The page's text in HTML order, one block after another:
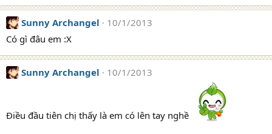
Sunny Archangel
10/1/2013
Có gì đâu em :X
Sunny Archangel 10/1/2013
Điều đầu tiên chị thấy là em có lên tay nghề